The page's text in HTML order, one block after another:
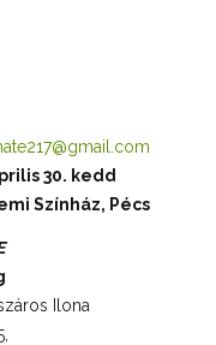
30. kedd
Színház, Pécs
Ilona